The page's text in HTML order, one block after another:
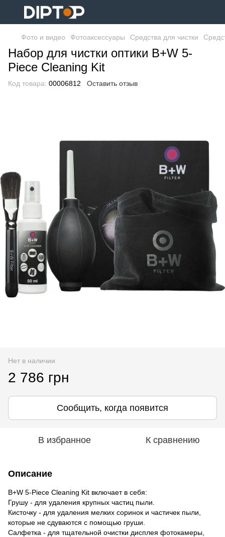
Фото и видео Фотоаксессуары Средства для чистки
Набор для чистки оптики B+W 5-
Piece Cleaning Kit
Код товара: 00006812 Оставить отзыв
Нет в наличии
2 786 грн
Сообщить, когда появится
В избранное К сравнению
Описание
B+W 5-Piece Cleaning Kit включает в себя:
Грушу - для удаления крупных частиц пыли.
Кисточку - для удаления мелких соринок и частичек пыли,
которые не сдуваются с помощью груши.
Салфетка - для тщательной очистки дисплея фотокамеры,